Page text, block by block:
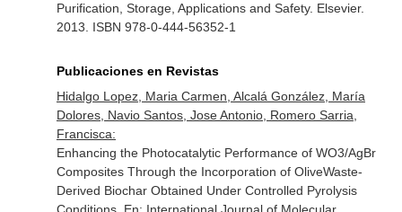
Purification, Storage, Applications and Safety. Elsevier.
2013. ISBN 978-0-444-56352-1
Publicaciones en Revistas
Hidalgo Lopez, Maria Carmen, Alcalá González, María
Dolores, Navio Santos, Jose Antonio, Romero Sarria,
Francisca:
Enhancing the Photocatalytic Performance of WO3/AgBr
Composites Through the Incorporation of OliveWaste-
Derived Biochar Obtained Under Controlled Pyrolysis